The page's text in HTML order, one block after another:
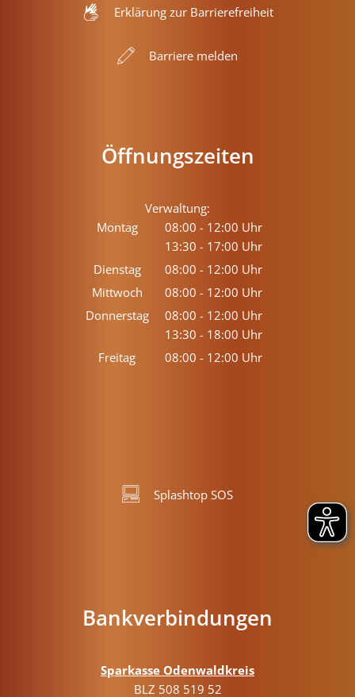
Erklärung zur Barrierefreiheit
Barriere melden
Öffnungszeiten
Verwaltung:
Montag
08:00 - 12:00 Uhr
Von 08:00 bis 12:00 Uhr
13:30 - 17:00 Uhr
Von 13:30 bis 17:00 Uhr
Dienstag 08:00 - 12:00 Uhr
Von 08:00 bis 12:00 Uhr
Mittwoch 08:00 - 12:00 Uhr
Von 08:00 bis 12:00 Uhr
Donnerstag 08:00 - 12:00 Uhr
Von 08:00 bis 12:00 Uhr
13:30 - 18:00 Uhr
Von 13:30 bis 18:00 Uhr
Freitag 08:00 - 12:00 Uhr
Splashtop SOS
Bankverbindungen
Sparkasse Odenwaldkreis
BLZ 508 519 52